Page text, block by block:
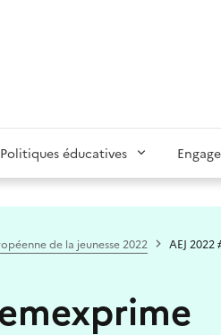
Politiques éducatives
de la jeunesse 2022 AEJ